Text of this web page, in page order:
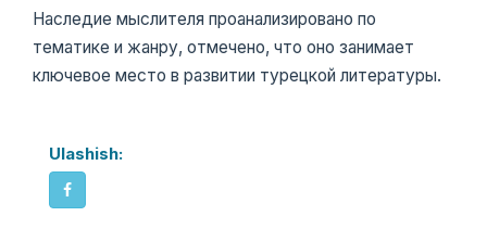
Наследие мыслителя проанализировано по
тематике и жанру, отмечено, что оно занимает
ключевое место в развитии турецкой литературы.
Ulashish: